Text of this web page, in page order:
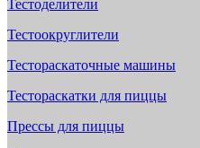
Тестоделители
Тестоокруглители
Тестораскаточные машины
Тестораскатки для пиццы
Прессы для пиццы